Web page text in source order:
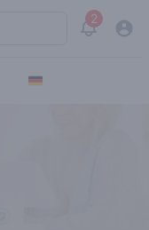
2
View